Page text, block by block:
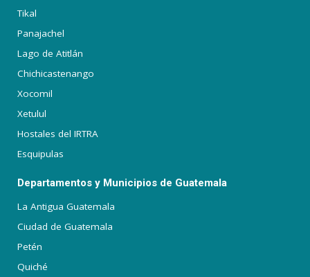
Tikal
Panajachel
Lago de Atitlán
Chichicastenango
Xocomil
Xetulul
Hostales del IRTRA
Esquipulas
Departamentos y Municipios de Guatemala
La Antigua Guatemala
Ciudad de Guatemala
Petén
Quiché